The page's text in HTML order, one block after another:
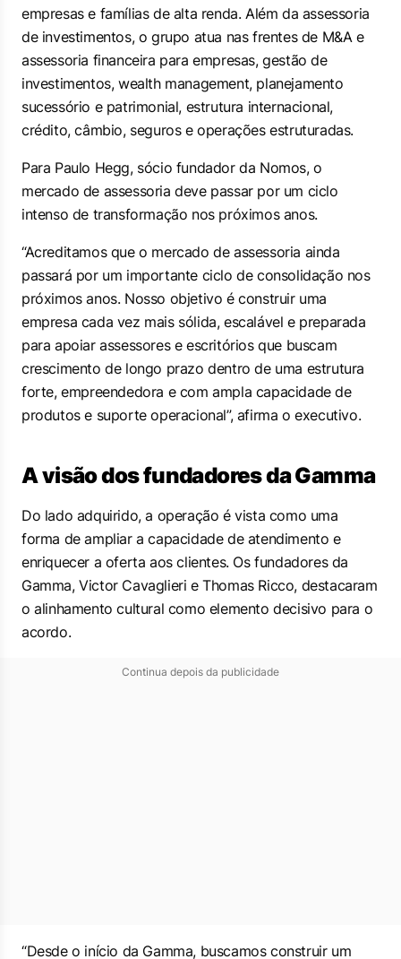
empresas e famílias de alta renda. Além da assessoria
de investimentos, o grupo atua nas frentes de M&A e
assessoria financeira para empresas, gestão de
investimentos, wealth management, planejamento
sucessório e patrimonial, estrutura internacional,
crédito, câmbio, seguros e operações estruturadas.
Para Paulo Hegg, sócio fundador da Nomos, o
mercado de assessoria deve passar por um ciclo
intenso de transformação nos próximos anos.
“Acreditamos que o mercado de assessoria ainda
passará por um importante ciclo de consolidação nos
próximos anos. Nosso objetivo é construir uma
empresa cada vez mais sólida, escalável e preparada
para apoiar assessores e escritórios que buscam
crescimento de longo prazo dentro de uma estrutura
forte, empreendedora e com ampla capacidade de
produtos e suporte operacional”, afirma o executivo.
A visão dos fundadores da Gamma
Do lado adquirido, a operação é vista como uma
forma de ampliar a capacidade de atendimento e
enriquecer a oferta aos clientes. Os fundadores da
Gamma, Victor Cavaglieri e Thomas Ricco, destacaram
o alinhamento cultural como elemento decisivo para o
acordo.
Continua depois da publicidade
“Desde o início da Gamma, buscamos construir um